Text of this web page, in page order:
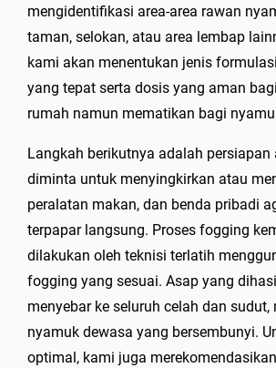
mengidentifikasi area-area rawan
taman, selokan, atau area lembap
kami akan menentukan jenis
yang tepat serta dosis yang aman
rumah namun mematikan bagi
Langkah berikutnya adalah persiapan
diminta untuk menyingkirkan atau
peralatan makan, dan benda pribadi
terpapar langsung. Proses fogging
dilakukan oleh teknisi terlatih
fogging yang sesuai. Asap yang
menyebar ke seluruh celah dan sudut,
nyamuk dewasa yang bersembunyi.
optimal, kami juga